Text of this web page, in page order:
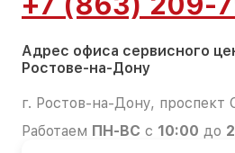
Адрес офиса сервисного
Ростове-на-Дону
г. Ростов-на-Дону, проспект
Работаем ПН-ВС с 10:00 до